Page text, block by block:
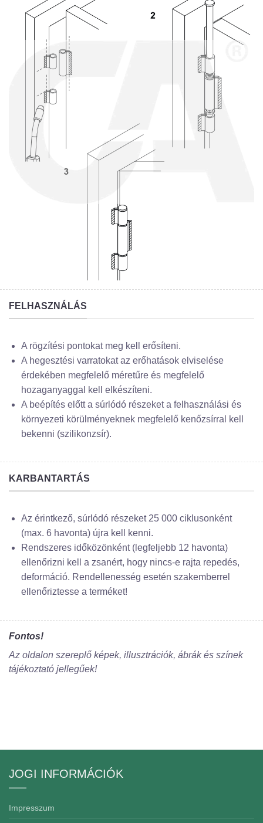
FELHASZNÁLÁS
A rögzítési pontokat meg kell erősíteni.
A hegesztési varratokat az erőhatások elviselése
érdekében megfelelő méretűre és megfelelő
hozaganyaggal kell elkészíteni.
A beépítés előtt a súrlódó részeket a felhasználási és
környezeti körülményeknek megfelelő kenőzsírral kell
bekenni (szilikonzsír).
KARBANTARTÁS
Az érintkező, súrlódó részeket 25 000 ciklusonként
(max. 6 havonta) újra kell kenni.
Rendszeres időközönként (legfeljebb 12 havonta)
ellenőrizni kell a zsanért, hogy nincs-e rajta repedés,
deformáció. Rendellenesség esetén szakemberrel
ellenőriztesse a terméket!
Fontos!
Az oldalon szereplő képek, illusztrációk, ábrák és színek
tájékoztató jellegűek!
JOGI INFORMÁCIÓK
Impresszum